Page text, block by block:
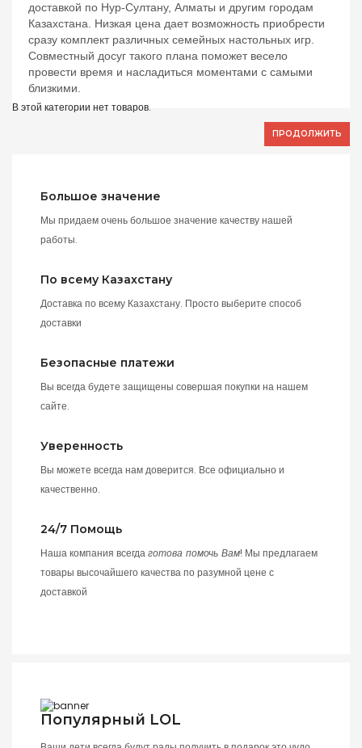
доставкой по Нур-Султану, Алматы и другим городам
Казахстана. Низкая цена дает возможность приобрести
сразу комплект различных семейных настольных игр.
Совместный досуг такого плана поможет весело
провести время и насладиться моментами с самыми
близкими.
В этой категории нет товаров.
ПРОДОЛЖИТЬ
Большое значение
Мы придаем очень большое значение качеству нашей
работы.
По всему Казахстану
Доставка по всему Казахстану. Просто выберите способ
доставки
Безопасные платежи
Вы всегда будете защищены совершая покупки на нашем
сайте.
Уверенность
Вы можете всегда нам доверится. Все официально и
качественно.
24/7 Помощь
Наша компания всегдаготова помочь Вам! Мы предлагаем
товары высочайшего качества по разумной цене с
доставкой
Популярный LOL